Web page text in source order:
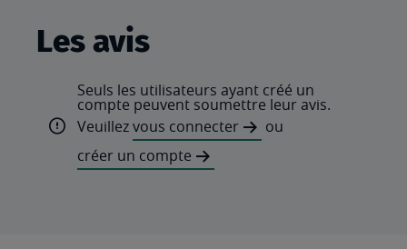
Les avis
Seuls les utilisateurs ayant créé un
compte peuvent soumettre leur avis.
Veuillezvous connecter
ou
créer un compte